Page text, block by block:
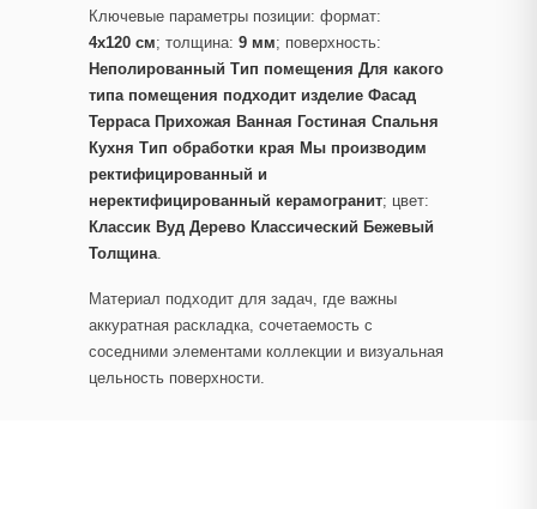
Ключевые параметры позиции: формат:
4x120 см; толщина: 9 мм; поверхность:
Неполированный Тип помещения Для какого
типа помещения подходит изделие Фасад
Терраса Прихожая Ванная Гостиная Спальня
Кухня Тип обработки края Мы производим
ректифицированный и
неректифицированный керамогранит; цвет:
Классик Вуд Дерево Классический Бежевый
Толщина.
Материал подходит для задач, где важны
аккуратная раскладка, сочетаемость с
соседними элементами коллекции и визуальная
цельность поверхности.